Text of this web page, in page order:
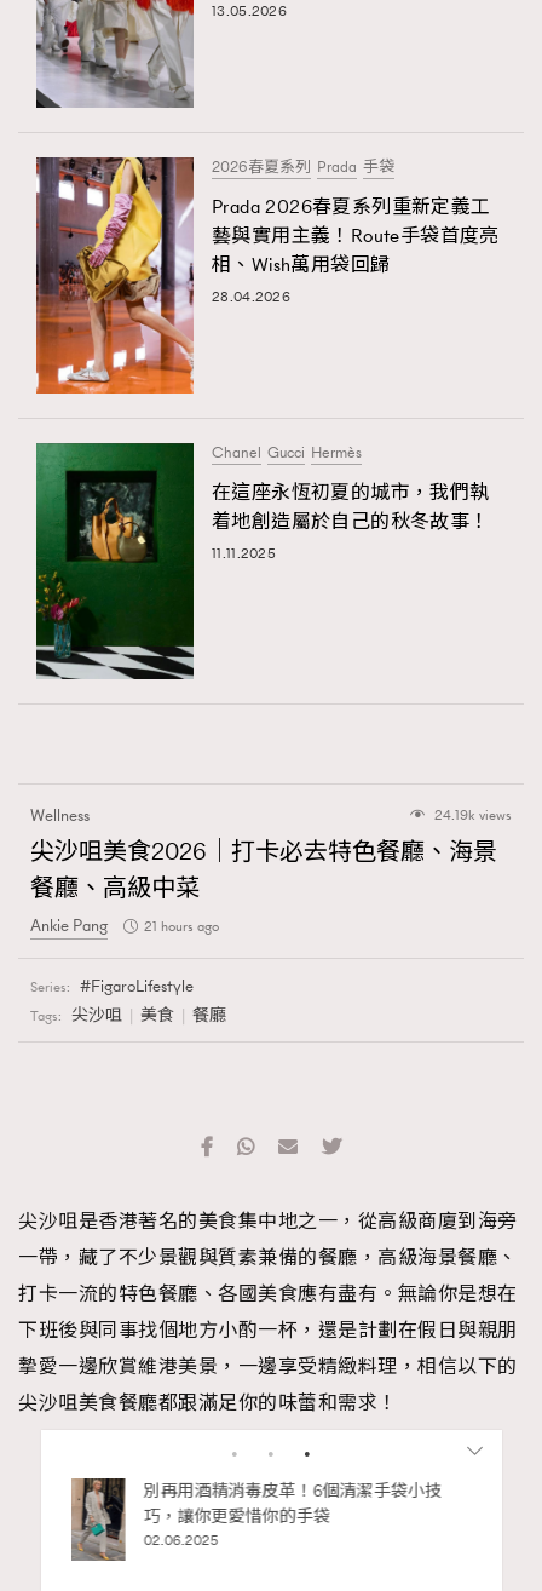
13.05.2026
2026春夏系列 Prada 手袋
Prada 2026春夏系列重新定義工
藝與實用主義！Route手袋首度亮
相、Wish萬用袋回歸
28.04.2026
Chanel Gucci Hermès
在這座永恆初夏的城市，我們執
着地創造屬於自己的秋冬故事！
11.11.2025
Wellness 24.19k views
尖沙咀美食2026｜打卡必去特色餐廳、海景
餐廳、高級中菜
Ankie Pang 21 hours ago
Series: FigaroLifestyle
Tags: 尖沙咀 美食 餐廳
尖沙咀是香港著名的美食集中地之一，從高級商廈到海旁
一帶，藏了不少景觀與質素兼備的餐廳，高級海景餐廳、
打卡一流的特色餐廳、各國美食應有盡有。無論你是想在
下班後與同事找個地方小酌一杯，還是計劃在假日與親朋
摯愛一邊欣賞維港美景，一邊享受精緻料理，相信以下的
尖沙咀美食餐廳都跟滿足你的味蕾和需求！
Advertisement